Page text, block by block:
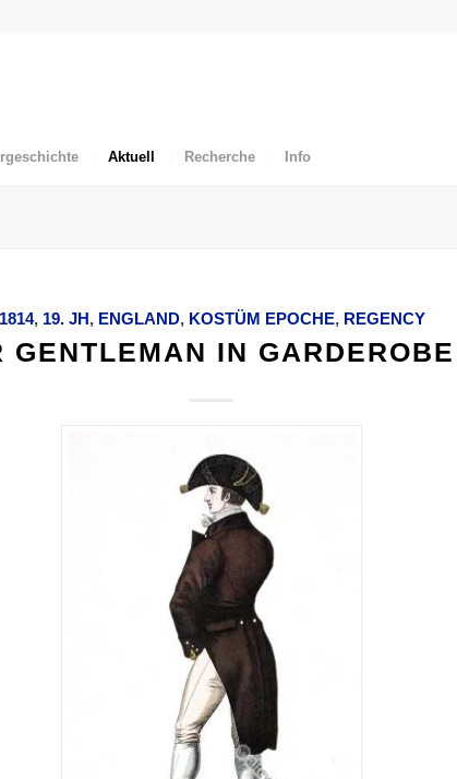
Aktuell Recherche Info
1814, 19. JH, ENGLAND, KOSTÜM EPOCHE, REGENCY
GENTLEMAN IN